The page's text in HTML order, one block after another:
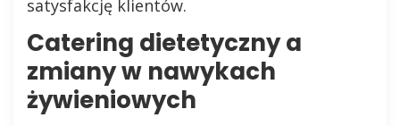
satysfakcję klientów.
Catering dietetyczny a
zmiany w nawykach
żywieniowych